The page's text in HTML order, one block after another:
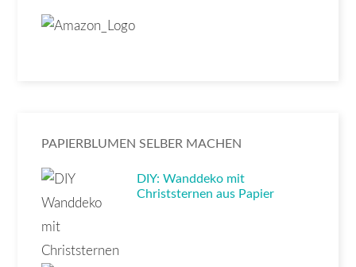
PAPIERBLUMEN SELBER MACHEN
DIY: Wanddeko mit
Christsternen aus Papier